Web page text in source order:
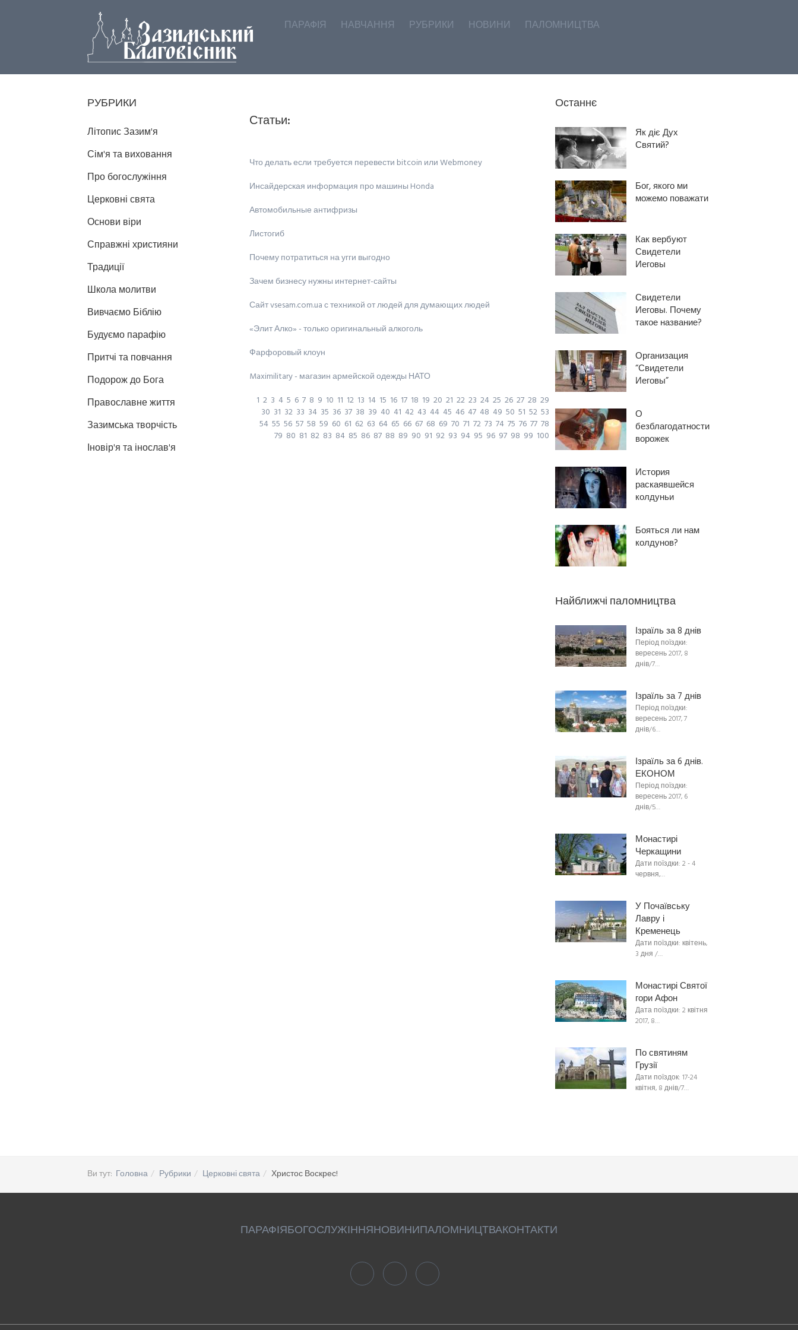
ПАРАФІЯ НАВЧАННЯ РУБРИКИ НОВИНИ ПАЛОМНИЦТВА
Статьи:
Что делать если требуется перевести bitcoin или Webmoney
Инсайдерская информация про машины Honda
Автомобильные антифризы
Листогиб
Почему потратиться на угги выгодно
Зачем бизнесу нужны интернет-сайты
Сайт vsesam.com.ua с техникой от людей для думающих людей
«Элит Алко» - только оригинальный алкоголь
Фарфоровый клоун
Maximilitary - магазин армейской одежды НАТО
1 2 3 4 5 6 7 8 9 10 11 12 13 14 15 16 17 18 19 20 21 22 23 24 25 26 27 28 29
30 31 32 33 34 35 36 37 38 39 40 41 42 43 44 45 46 47 48 49 50 51 52 53
54 55 56 57 58 59 60 61 62 63 64 65 66 67 68 69 70 71 72 73 74 75 76 77 78
79 80 81 82 83 84 85 86 87 88 89 90 91 92 93 94 95 96 97 98 99 100
РУБРИКИ
Літопис Зазим'я
Сім'я та виховання
Про богослужіння
Церковні свята
Основи віри
Справжні християни
Традиції
Школа молитви
Вивчаємо Біблію
Будуємо парафію
Притчі та повчання
Подорож до Бога
Православне життя
Зазимська творчість
Іновір'я та інослав'я
Останнє
Як діє Дух
Святий?
Бог, якого ми
можемо поважати
Как вербуют
Свидетели
Иеговы
Свидетели
Иеговы. Почему
такое название?
Организация
“Свидетели
Иеговы”
О
безблагодатности
ворожек
История
раскаявшейся
колдуньи
Бояться ли нам
колдунов?
Найближчі паломництва
Ізраїль за 8 днів
Період поїздки:
вересень 2017, 8
днів/7…
Ізраїль за 7 днів
Період поїздки:
вересень 2017, 7
днів/6…
Ізраїль за 6 днів.
ЕКОНОМ
Період поїздки:
вересень 2017, 6
днів/5…
Монастирі
Черкащини
Дати поїздки: 2 - 4
червня,…
У Почаївську
Лавру і
Кременець
Дати поїздки: квітень,
3 дня /…
Монастирі Святої
гори Афон
Дата поїздки: 2 квітня
2017, 8…
По святиням
Грузії
Дати поїздок: 17-24
квітня, 8 днів/7…
Ви тут: Головна Рубрики Церковні свята Христос Воскрес!
ПАРАФІЯБОГОСЛУЖІННЯНОВИНИПАЛОМНИЦТВАКОНТАКТИ